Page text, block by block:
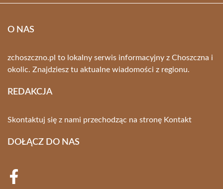
O NAS
zchoszczno.pl to lokalny serwis informacyjny z Choszczna i
okolic. Znajdziesz tu aktualne wiadomości z regionu.
REDAKCJA
Skontaktuj się z nami przechodząc na stronę Kontakt
DOŁĄCZ DO NAS